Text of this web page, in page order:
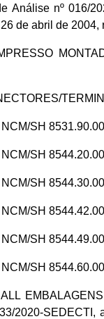
Análise nº 016/
de abril de
SH
SH
SH
SH
SH
SH
2020-